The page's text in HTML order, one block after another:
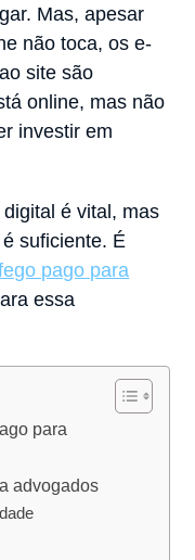
Mas, apesar
não toca, os e-
site são
online, mas não
investir em
é vital, mas
suficiente. É
pago para
essa
para
advogados